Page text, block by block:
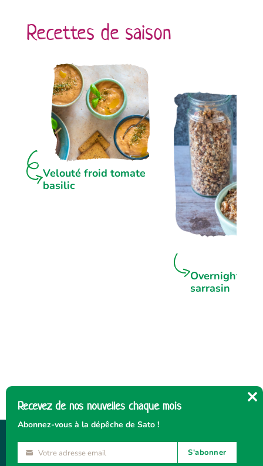
Recettes de saison
Velouté froid tomate
basilic
Overnight
sarrasin
Recevez de nos nouvelles chaque mois
Abonnez-vous à la dépêche de Sato !
VotreVotre adresse email S'abonner